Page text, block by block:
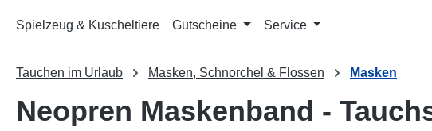
Spielzeug & Kuscheltiere Gutscheine Service
Tauchen im Urlaub Masken, Schnorchel & Flossen Masken
Neopren Maskenband -